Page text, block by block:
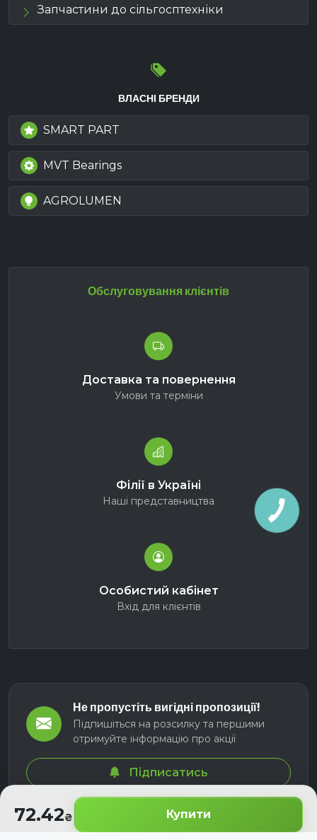
72.42 Купити
Запчастини до сільгосптехніки
ВЛАСНІ БРЕНДИ
SMART PART
MVT Bearings
AGROLUMEN
Обслуговування клієнтів
Доставка та повернення
Умови та терміни
Філії в Україні
Наші представництва
Особистий кабінет
Вхід для клієнтів
Не пропустіть вигідні пропозиції!
Підпишіться на розсилку та першими
отримуйте інформацію про акції
Підписатись
© 2026 СЕЛМ АГРО. Всі права захищені.